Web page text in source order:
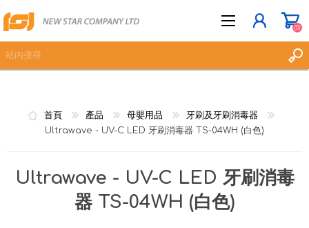
立即登記
登入
(0)
首頁 產品 母嬰用品
牙刷及牙刷消毒器
Ultrawave - UV-C LED 牙刷消毒器 TS-04WH (白色)
Ultrawave - UV-C LED 牙刷消毒
器 TS-04WH (白色)